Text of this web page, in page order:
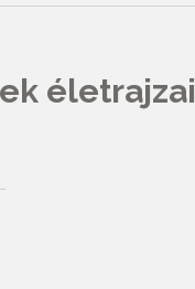
életrajzai